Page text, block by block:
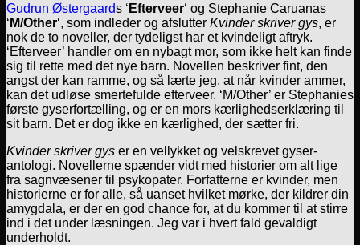
Gudrun Østergaards ‘ Efterveer‘ og Stephanie Caruanas
‘ M/Other‘, som indleder og afslutter Kvinder skriver gys, er
nok de to noveller, der tydeligst har et kvindeligt aftryk.
‘Efterveer’ handler om en nybagt mor, som ikke helt kan finde
sig til rette med det nye barn. Novellen beskriver fint, den
angst der kan ramme, og så lærte jeg, at når kvinder ammer,
kan det udløse smertefulde efterveer. ‘M/Other’ er Stephanies
første gyserfortælling, og er en mors kærlighedserklæring til
sit barn. Det er dog ikke en kærlighed, der sætter fri.
Kvinder skriver gys er en vellykket og velskrevet gyser-
antologi. Novellerne spænder vidt med historier om alt lige
fra sagnvæsener til psykopater. Forfatterne er kvinder, men
historierne er for alle, så uanset hvilket mørke, der kildrer din
amygdala, er der en god chance for, at du kommer til at stirre
ind i det under læsningen. Jeg var i hvert fald gevaldigt
underholdt.